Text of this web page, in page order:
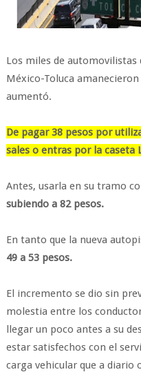
Los miles de
México-Toluca
aumentó.
De pagar 38 pesos por
sales o entras por la caseta
Antes, usarla en su tramo
subiendo a 82 pesos.
En tanto que la nueva
49 a 53 pesos.
El incremento se dio sin
molestia entre los
llegar un poco antes a su
estar satisfechos con el
carga vehicular que a diario